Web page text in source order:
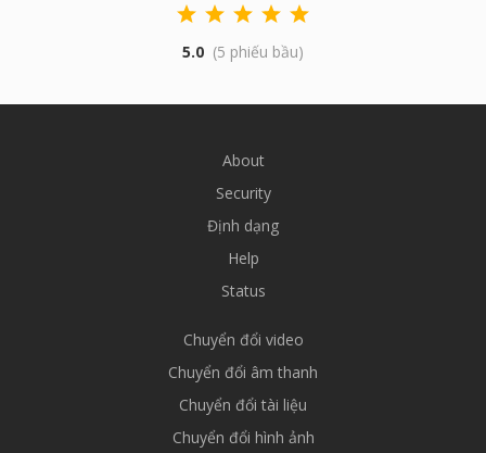
5.0 (5 phiếu bầu)
About
Security
Định dạng
Help
Status
Chuyển đổi video
Chuyển đổi âm thanh
Chuyển đổi tài liệu
Chuyển đổi hình ảnh